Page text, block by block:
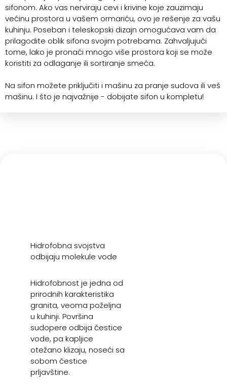
sifonom. Ako vas nerviraju cevi i krivine koje zauzimaju
većinu prostora u vašem ormariću, ovo je rešenje za vašu
kuhinju. Poseban i teleskopski dizajn omogućava vam da
prilagodite oblik sifona svojim potrebama. Zahvaljujući
tome, lako je pronaći mnogo više prostora koji se može
koristiti za odlaganje ili sortiranje smeća.
Na sifon možete priključiti i mašinu za pranje sudova ili veš
mašinu. I što je najvažnije - dobijate sifon u kompletu!
Hidrofobna svojstva
odbijaju molekule vode
Hidrofobnost je jedna od
prirodnih karakteristika
granita, veoma poželjna
u kuhinji. Površina
sudopere odbija čestice
vode, pa kapljice
otežano klizaju, noseći sa
sobom čestice
prljavštine.